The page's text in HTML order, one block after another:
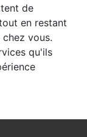
de
en restant
vous.
qu'ils